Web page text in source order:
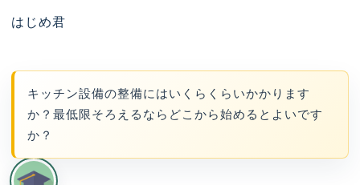
はじめ君
キッチン設備の整備にはいくらくらいかかります
か？最低限そろえるならどこから始めるとよいです
か？